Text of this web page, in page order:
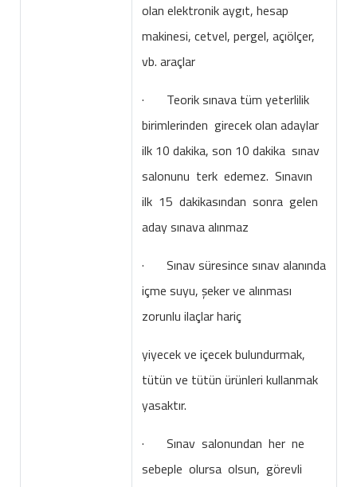
olan elektronik aygıt, hesap
makinesi, cetvel, pergel, açıölçer,
vb. araçlar
· Teorik sınava tüm yeterlilik
birimlerinden girecek olan adaylar
ilk 10 dakika, son 10 dakika sınav
salonunu terk edemez. Sınavın
ilk 15 dakikasından sonra gelen
aday sınava alınmaz
· Sınav süresince sınav alanında
içme suyu, şeker ve alınması
zorunlu ilaçlar hariç
yiyecek ve içecek bulundurmak,
tütün ve tütün ürünleri kullanmak
yasaktır.
· Sınav salonundan her ne
sebeple olursa olsun, görevli